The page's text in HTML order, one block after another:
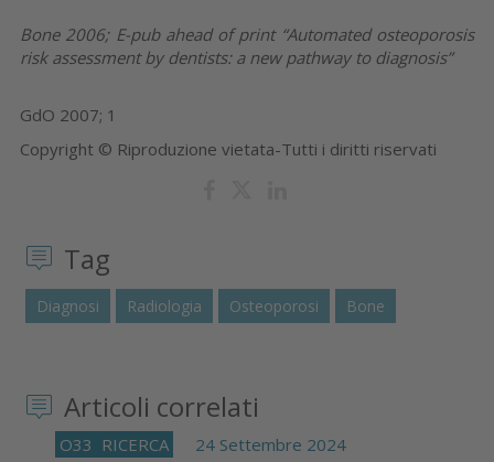
Bone 2006; E-pub ahead of print “Automated osteoporosis
risk assessment by dentists: a new pathway to diagnosis”
GdO 2007; 1
Copyright © Riproduzione vietata-Tutti i diritti riservati
Tag
Diagnosi Radiologia Osteoporosi Bone
Articoli correlati
O33 RICERCA 24 Settembre 2024